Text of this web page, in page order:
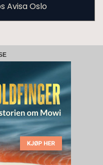
Avisa Oslo